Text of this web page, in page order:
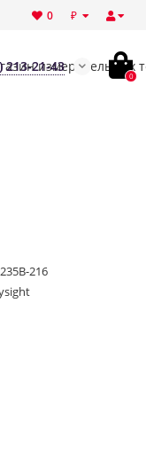
₽
0
213-21-43
0
216